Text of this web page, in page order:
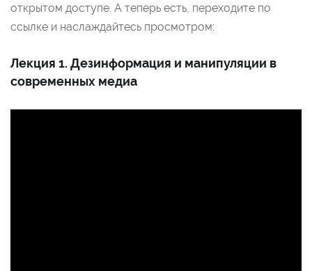
открытом доступе. А теперь есть, переходите по
ссылке и наслаждайтесь просмотром:
Лекция 1. Дезинформация и манипуляции в
современных медиа